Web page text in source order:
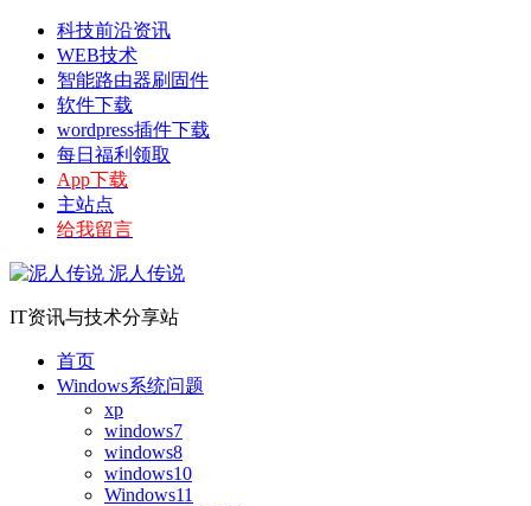
科技前沿资讯
WEB技术
智能路由器刷固件
软件下载
wordpress插件下载
每日福利领取
App下载
主站点
给我留言
泥人传说
IT资讯与技术分享站
首页
Windows系统问题
xp
windows7
windows8
windows10
Windows11